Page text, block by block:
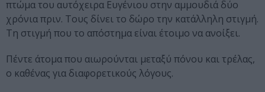
πτώμα του αυτόχειρα Ευγένιου στην αμμουδιά δύο
χρόνια πριν. Τους δίνει το δώρο την κατάλληλη στιγμή.
Τη στιγμή που το απόστημα είναι έτοιμο να ανοίξει.
Πέντε άτομα που αιωρούνται μεταξύ πόνου και τρέλας,
ο καθένας για διαφορετικούς λόγους.